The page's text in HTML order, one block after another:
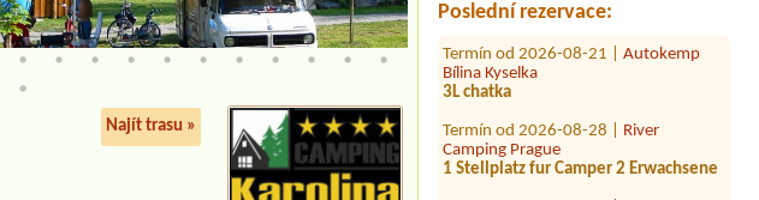
Poslední rezervace:
Termín od 2026-08-21 |
3L chatka
Termín od 2026-08-28 |
1 Stellplatz fur Camper 2 Erwachsene
Termín od 2026-08-03 |Autokemp
6L chatky
Najít trasu »